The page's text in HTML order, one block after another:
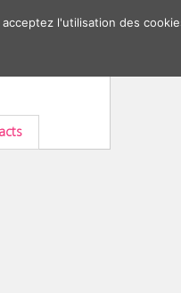
l'utilisation des